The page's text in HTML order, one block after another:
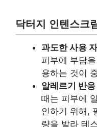
닥터지 인텐스크
과도한 사용
피부에 부담
용하는 것이
알레르기 반
때는 피부에
인하기 위해,
량을 발라 테